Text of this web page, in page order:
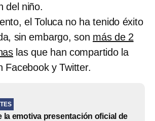
del niño.
el Toluca no ha tenido éxito
sin embargo, son más de 2
las que han compartido la
Facebook y Twitter.
la emotiva presentación oficial de